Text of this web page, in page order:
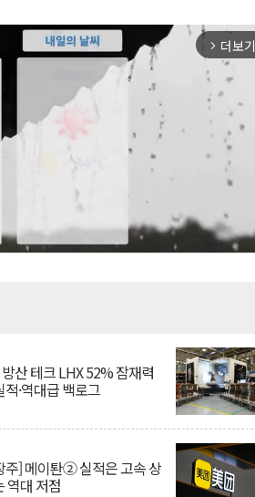
arrow_forward_ios 더보기
산 테크 LHX 52% 잠재력
·역대급 백로그
주] 메이퇀② 실적은 고속 상
역대 저점